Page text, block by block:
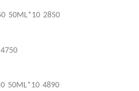
50ML*10 2850
4750
50ML*10 4890